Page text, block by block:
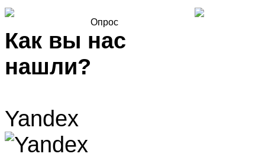
Опрос
Как вы нас
нашли?
Yandex